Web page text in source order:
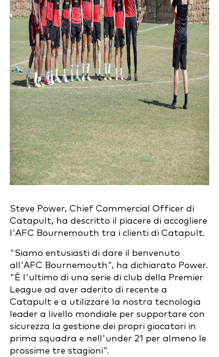
Steve Power, Chief Commercial Officer di
Catapult, ha descritto il piacere di accogliere
l'AFC Bournemouth tra i clienti di Catapult.
"Siamo entusiasti di dare il benvenuto
all'AFC Bournemouth", ha dichiarato Power.
"È l'ultimo di una serie di club della Premier
League ad aver aderito di recente a
Catapult e a utilizzare la nostra tecnologia
leader a livello mondiale per supportare con
sicurezza la gestione dei propri giocatori in
prima squadra e nell'under 21 per almeno le
prossime tre stagioni".